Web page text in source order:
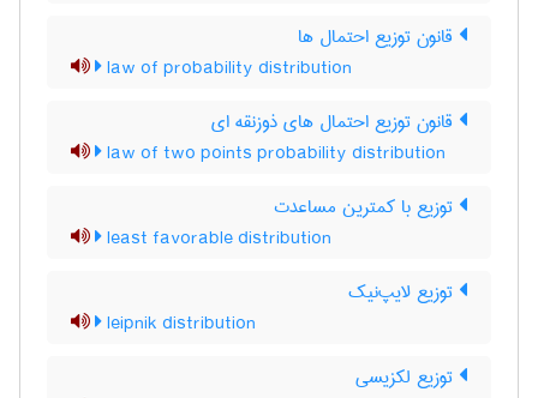
قانون توزیع احتمال ها
law of probability distribution
قانون توزیع احتمال های ذوزنقه ای
law of two points probability distribution
توزیع با کمترین مساعدت
least favorable distribution
توزیع لایپ‌نیک
leipnik distribution
توزیع لکزیسی